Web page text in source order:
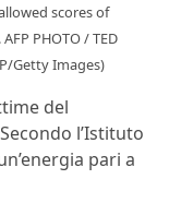
scores of
PHOTO / TED
Getty Images)
del
l’Istituto
pari a